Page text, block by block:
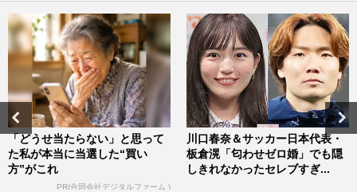
「どうせ当たらない」と思って
た私が本当に当選した“買い
方”がこれ
PR(合同会社デジタルファーム )
川口春奈＆サッカー日本代表・
板倉滉「匂わせゼロ婚」でも隠
しきれなかったセレブすぎ...